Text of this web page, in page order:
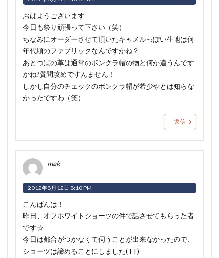
おはようございます！
今日も祭り頑張って下さい（笑）
ちなみにオーダーさせて頂いたキャメルっぽい生地は何
年代頃のファブリックなんですかね？
あとつばの革は通常のボンクラ帽の物と何か違うんです
かね?質問攻めですんません！
しかし自分のチェックのボンクラ帽が希少やとは知らな
かったですわ（笑）
返信
mak
2012年8月12日 8:10 PM
こんばんは！
昨日、オフホワイトショーツの件で話させてもらった者
です☆
今日は都合がつかなくて伺うことが出来なかったので、
ショーツは諦めることにしました(TT)